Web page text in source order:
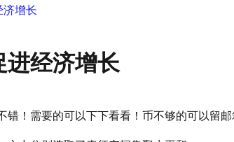
济增长
进经济增长
错！需要的可以下下看看！币不够的可以留